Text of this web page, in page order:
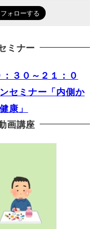
ミナー
３０～２１：０
セミナー「内側か
康」
画講座